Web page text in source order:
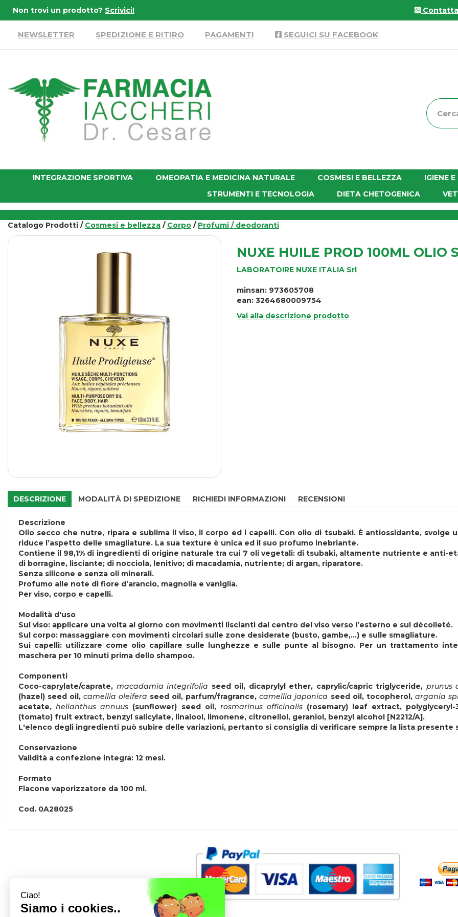
principale
Non trovi un prodotto? Scrivici!
NEWSLETTER SPEDIZIONE E RITIRO PAGAMENTI SEGUICI SU FACEBOOK
Farmacia
Iaccheri
Cerca
INTEGRAZIONE SPORTIVA OMEOPATIA E MEDICINA NATURALE COSMESI E BELLEZZA IGIENE
STRUMENTI E TECNOLOGIA
DIETA CHETOGENICA
Catalogo Prodotti / Cosmesi e bellezza / Corpo / Profumi / deodoranti
NUXE HUILE PROD 100ML OLIO
LABORATOIRE NUXE ITALIA Srl
minsan: 973605708
ean: 3264680009754
Vai alla descrizione prodotto
DESCRIZIONE MODALITÀ DI SPEDIZIONE RICHIEDI INFORMAZIONI RECENSIONI
Descrizione
Olio secco che nutre, ripara e sublima il viso, il corpo ed i capelli. Con olio di tsubaki. È antiossidante,
riduce l’aspetto delle smagliature. La sua texture è unica ed il suo profumo inebriante.
Contiene il 98,1% di ingredienti di origine naturale tra cui 7 oli vegetali: di tsubaki, altamente nutriente e anti-
di borragine, lisciante; di nocciola, lenitivo; di macadamia, nutriente; di argan, riparatore.
Senza silicone e senza oli minerali.
Profumo alle note di fiore d’arancio, magnolia e vaniglia.
Per viso, corpo e capelli.
Modalità d'uso
Sul viso: applicare una volta al giorno con movimenti liscianti dal centro del viso verso l’esterno e sul décolleté.
Sul corpo: massaggiare con movimenti circolari sulle zone desiderate (busto, gambe,...) e sulle smagliature.
Sui capelli: utilizzare come olio capillare sulle lunghezze e sulle punte al bisogno. Per un trattamento
maschera per 10 minuti prima dello shampoo.
Componenti
Coco-caprylate/caprate, macadamia integrifolia seed oil, dicaprylyl ether, caprylic/capric triglyceride, prunus
(hazel) seed oil,camellia oleifera seed oil, parfum/fragrance,camellia japonica seed oil, tocopherol, argania
acetate,helianthus annuus (sunflower) seed oil, rosmarinus officinalis (rosemary) leaf extract,
(tomato) fruit extract, benzyl salicylate, linalool, limonene, citronellol, geraniol, benzyl alcohol [N2212/A].
L'elenco degli ingredienti può subire delle variazioni, pertanto si consiglia di verificare sempre la lista
Conservazione
Validità a confezione integra: 12 mesi.
Formato
Flacone vaporizzatore da 100 ml.
Cod. 0A28025